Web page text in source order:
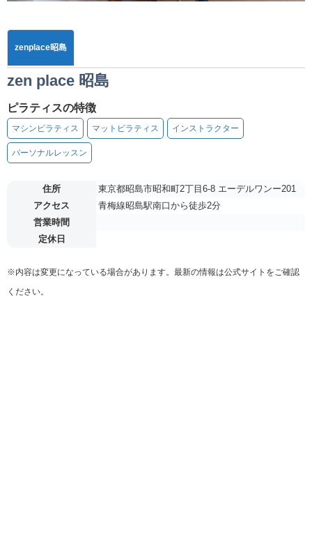
zenplace昭島
zen place 昭島
ピラティスの特徴
マシンピラティス マットピラティス インストラクター
パーソナルレッスン
住所
東京都昭島市昭和町2丁目6-8 エーデルワンー201
アクセス
青梅線昭島駅南口から徒歩2分
営業時間
定休日
※内容は変更になっている場合があります。最新の情報は公式サイトをご確認
ください。